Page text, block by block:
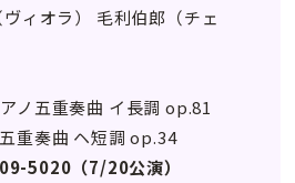
ィオラ） 毛利伯郎（チェ
ノ五重奏曲 イ長調 op.81
重奏曲 ヘ短調 op.34
5020（7/20公演）